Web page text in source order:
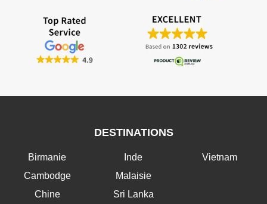
DESTINATIONS
Birmanie
Cambodge
Chine
Inde
Malaisie
Sri Lanka
Vietnam